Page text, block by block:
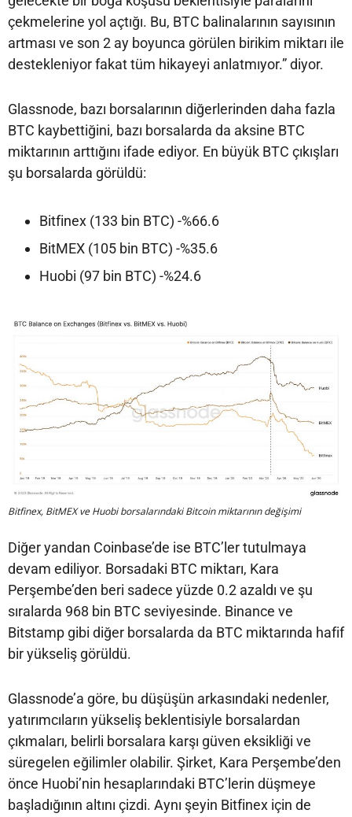
çekmelerine yol açtığı. Bu, BTC balinalarının sayısının
artması ve son 2 ay boyunca görülen birikim miktarı ile
destekleniyor fakat tüm hikayeyi anlatmıyor.” diyor.
Glassnode, bazı borsalarının diğerlerinden daha fazla
BTC kaybettiğini, bazı borsalarda da aksine BTC
miktarının arttığını ifade ediyor. En büyük BTC çıkışları
şu borsalarda görüldü:
Bitfinex (133 bin BTC) -%66.6
BitMEX (105 bin BTC) -%35.6
Huobi (97 bin BTC) -%24.6
Bitfinex, BitMEX ve Huobi borsalarındaki Bitcoin miktarının değişimi
Diğer yandan Coinbase’de ise BTC’ler tutulmaya
devam ediliyor. Borsadaki BTC miktarı, Kara
Perşembe’den beri sadece yüzde 0.2 azaldı ve şu
sıralarda 968 bin BTC seviyesinde. Binance ve
Bitstamp gibi diğer borsalarda da BTC miktarında hafif
bir yükseliş görüldü.
Glassnode’a göre, bu düşüşün arkasındaki nedenler,
yatırımcıların yükseliş beklentisiyle borsalardan
çıkmaları, belirli borsalara karşı güven eksikliği ve
süregelen eğilimler olabilir. Şirket, Kara Perşembe’den
önce Huobi’nin hesaplarındaki BTC’lerin düşmeye
başladığının altını çizdi. Aynı şeyin Bitfinex için de